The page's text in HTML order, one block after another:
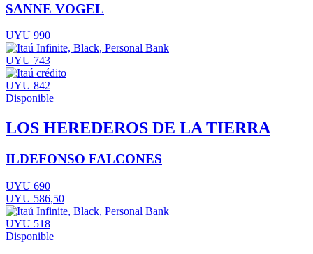
SANNE VOGEL
UYU 990
UYU 743
UYU 842
Disponible
LOS HEREDEROS DE LA TIERRA
ILDEFONSO FALCONES
UYU 690
UYU 586,50
UYU 518
Disponible